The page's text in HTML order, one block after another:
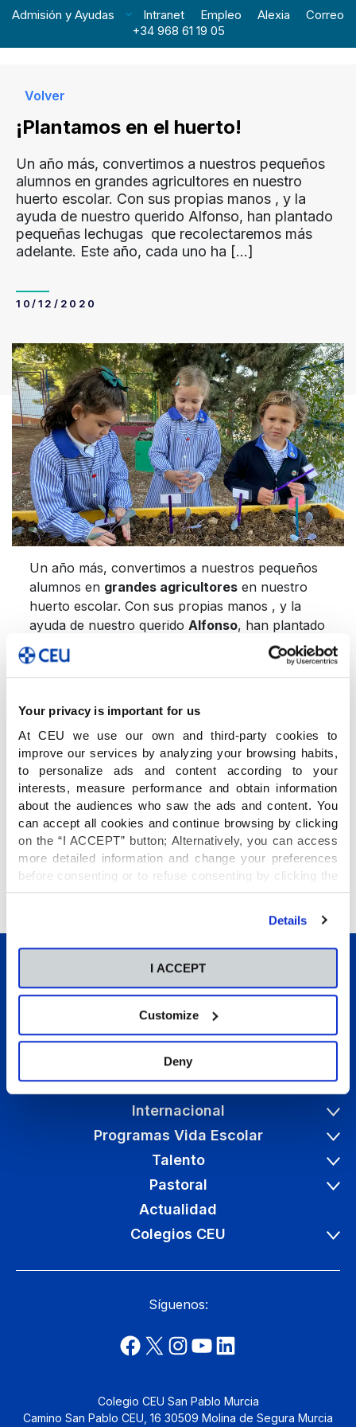
Your privacy is important for us
At CEU we use our own and third-party cookies to
improve our services by analyzing your browsing habits,
to personalize ads and content according to your
interests, measure performance and obtain information
about the audiences who saw the ads and content. You
can accept all cookies and continue browsing by clicking
on the “I ACCEPT” button; Alternatively, you can access
more detailed information and change your preferences
before consenting or to refuse consenting by clicking the
"Personalize" button. For more information you can visit
Details
I ACCEPT
Customize
Deny
Admisión y Ayudas Intranet Empleo Alexia
Correo
+34 968 61 19 05
Volver
¡Plantamos en el huerto!
Un año más, convertimos a nuestros pequeños
alumnos en grandes agricultores en nuestro
huerto escolar. Con sus propias manos , y la
ayuda de nuestro querido Alfonso, han plantado
pequeñas lechugas que recolectaremos más
adelante. Este año, cada uno ha […]
10/12/2020
Un año más, convertimos a nuestros pequeños
alumnos en grandes agricultoresen nuestro
huerto escolar. Con sus propias manos , y la
ayuda de nuestro querido Alfonso, han plantado
pequeñas lechugas que recolectaremos más
adelante.
Este año, cada uno ha puesto un pequeño cartel
con su nombre que ellos mismos han decorado
junto a su planta, de esta forma se adquiere una
mayor responsabilidad y compromiso,
aprovechando el día que asisten alaula de
conciliaciónpara proporcionar los cuidados
necesarios a su planta.
¡Estamos impacientes por ver el resultado!
Conócenos
Etapas educativas
Internacional
Programas Vida Escolar
Talento
Pastoral
Actualidad
Colegios CEU
Síguenos:
Colegio CEU San Pablo Murcia
Camino San Pablo CEU, 16 30509 Molina de Segura Murcia